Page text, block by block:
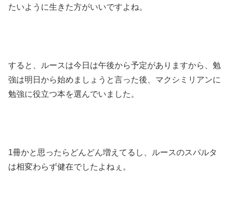
たいように生きた方がいいですよね。
すると、ルースは今日は午後から予定がありますから、勉
強は明日から始めましょうと言った後、マクシミリアンに
勉強に役立つ本を選んでいました。
1冊かと思ったらどんどん増えてるし、ルースのスパルタ
は相変わらず健在でしたよねぇ。